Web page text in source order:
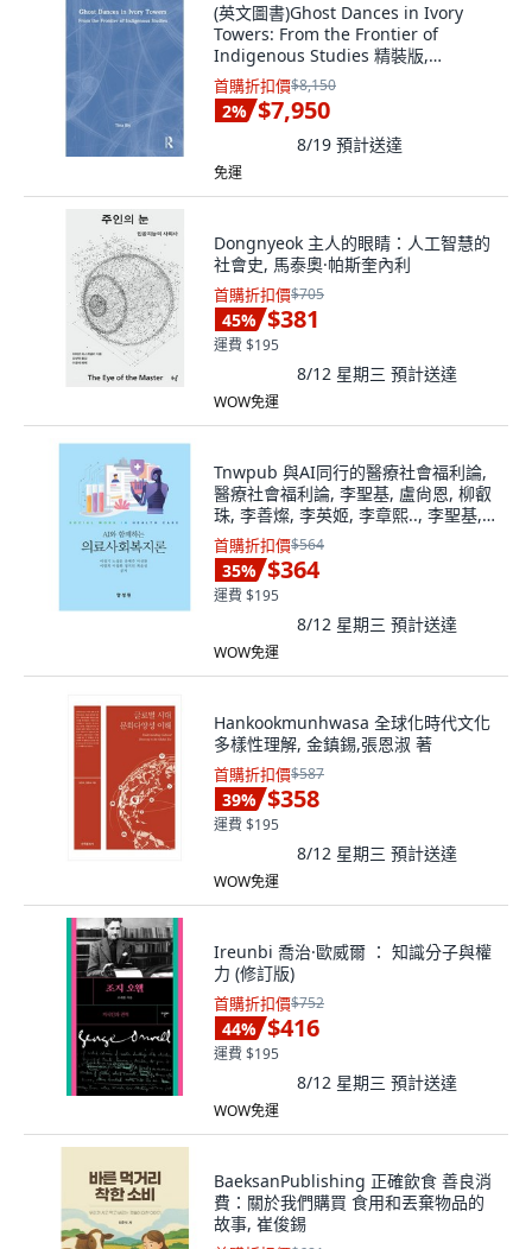
(英文圖書)Ghost Dances in Ivory
Towers: From the Frontier of
Indigenous Studies 精裝版,
Routledge, 英文
首購折扣價$8,150
2% $7,950
8/19 預計送達
免運
Dongnyeok 主人的眼睛：人工智慧的
社會史, 馬泰奧·帕斯奎內利
首購折扣價$705
45% $381
運費 $195
8/12 星期三 預計送達
WOW免運
Tnwpub 與AI同行的醫療社會福利論,
醫療社會福利論, 李聖基, 盧尙恩, 柳叡
珠, 李善燦, 李英姬, 李章熙.., 李聖基,
盧尙恩, 柳叡珠, 李善贊, 李英熙, 李章
熙, 鄭智珉, 崔允善
首購折扣價$564
35% $364
運費 $195
8/12 星期三 預計送達
WOW免運
Hankookmunhwasa 全球化時代文化
多樣性理解, 金鎮錫,張恩淑 著
首購折扣價$587
39% $358
運費 $195
8/12 星期三 預計送達
WOW免運
Ireunbi 喬治·歐威爾 ： 知識分子與權
力 (修訂版)
首購折扣價$752
44% $416
運費 $195
8/12 星期三 預計送達
WOW免運
BaeksanPublishing 正確飲食 善良消
費：關於我們購買 食用和丟棄物品的
故事, 崔俊錫